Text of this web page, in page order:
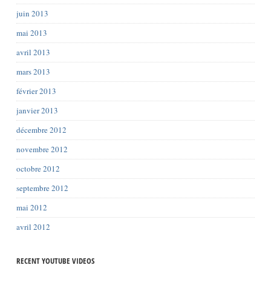
juin 2013
mai 2013
avril 2013
mars 2013
février 2013
janvier 2013
décembre 2012
novembre 2012
octobre 2012
septembre 2012
mai 2012
avril 2012
RECENT YOUTUBE VIDEOS